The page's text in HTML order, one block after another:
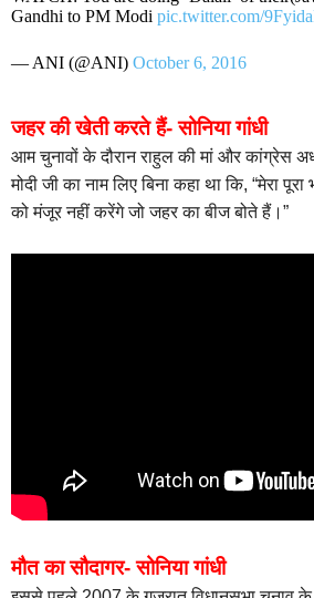
Gandhi to PM Modi pic.twitter.com/
— ANI (@ANI) October 6, 2016
जहर की खेती करते हैं- सोनिया गांधी
आम चुनावों के दौरान राहुल की मां और कांग्रेस
मोदी जी का नाम लिए बिना कहा था कि, “मेरा
को मंजूर नहीं करेंगे जो जहर का बीज बोते हैं।”
मौत का सौदागर- सोनिया गांधी